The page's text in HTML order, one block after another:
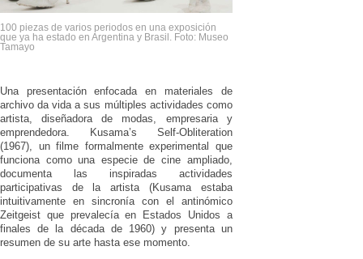
100 piezas de varios periodos en una exposición
que ya ha estado en Argentina y Brasil. Foto: Museo
Tamayo
Una presentación enfocada en materiales de
archivo da vida a sus múltiples actividades como
artista, diseñadora de modas, empresaria y
emprendedora. Kusama’s Self-Obliteration
(1967), un filme formalmente experimental que
funciona como una especie de cine ampliado,
documenta las inspiradas actividades
participativas de la artista (Kusama estaba
intuitivamente en sincronía con el antinómico
Zeitgeist que prevalecía en Estados Unidos a
finales de la década de 1960) y presenta un
resumen de su arte hasta ese momento.